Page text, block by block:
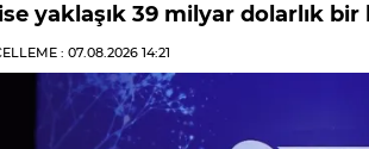
yaklaşık 39 milyar dolarlık
: 07.08.2026 14:21